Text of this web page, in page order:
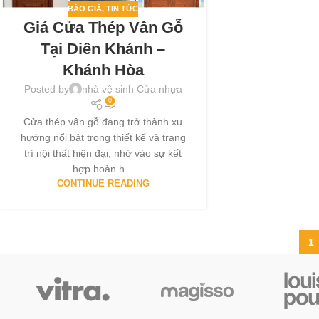
BÁO GIÁ,TIN TỨC
Giá Cửa Thép Vân Gỗ
Tại Diên Khánh –
Khánh Hòa
Posted by nhà vệ sinh Cửa nhựa
0
Cửa thép vân gỗ đang trở thành xu
hướng nổi bật trong thiết kế và trang
trí nội thất hiện đại, nhờ vào sự kết
hợp hoàn h...
CONTINUE READING
1